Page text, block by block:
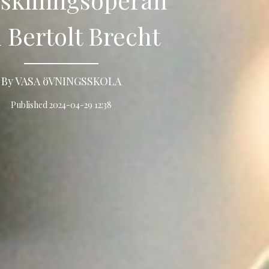
Bertolt Brecht
By VASA öVNINGSSKOLA
Published 2024-04-29 12:38